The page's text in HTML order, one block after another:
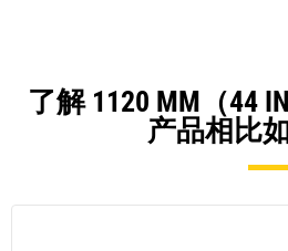
了解 1120 MM（44
产品相比如